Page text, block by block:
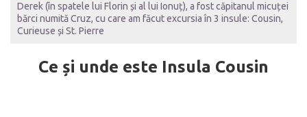
Derek (în spatele lui Florin și al lui Ionuț), a fost căpitanul micuței
bărci numită Cruz, cu care am făcut excursia în 3 insule: Cousin,
Curieuse și St. Pierre
Ce și unde este Insula Cousin